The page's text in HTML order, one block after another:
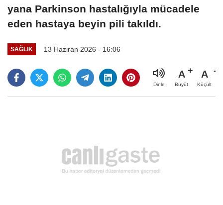
yana Parkinson hastalığıyla mücadele
eden hastaya beyin pili takıldı.
SAĞLIK 13 Haziran 2026 - 16:06
Dinle
A
Büyüt
A
Küçült